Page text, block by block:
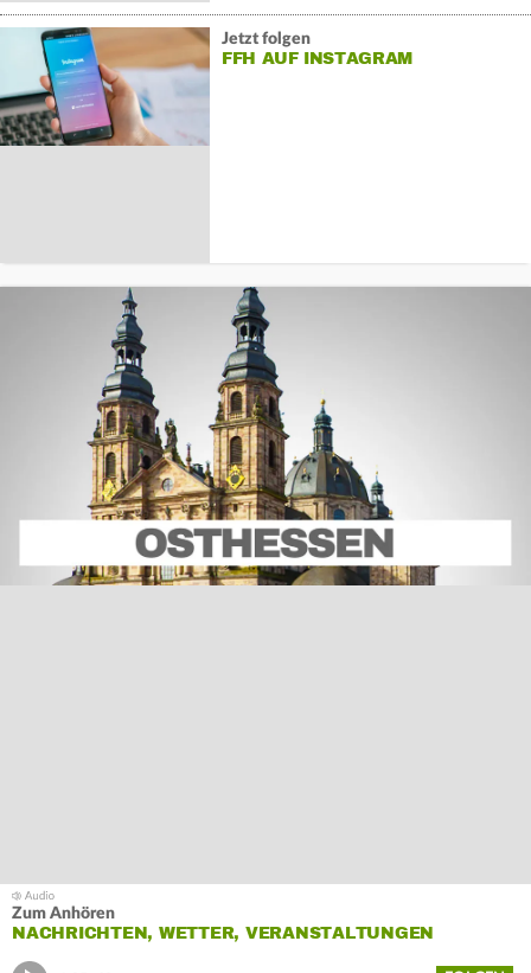
Jetzt folgen
FFH AUF INSTAGRAM
Zum Anhören
NACHRICHTEN, WETTER, VERANSTALTUNGEN